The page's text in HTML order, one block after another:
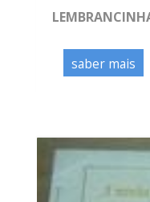
saber mais